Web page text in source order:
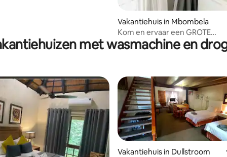
Vakantiehuis in Mbombela
Kom en ervaar een GROTE
accommodatie Lifestyle..!!
met wasmachine en
Vakantiehuis in Dullstroom